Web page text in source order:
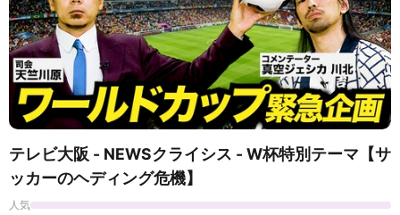
10
【
本編無料公開中】キアヌ・リーヴス主演！雨
の夜、ドアを開けたことがすべての始まりだった
――。一夜の親切が招く最悪の監禁地獄『ノック・
ノック』
映画カルチュア FilmIsNow Japan
11
【
本編無料公開中】愛だけは、忘れたくなかっ
た――。若年性アルツハイマーと診断された元女優
と、彼女を支え続けるパートナーの絆を描く感動作
『レイニーのままで 消えゆく記憶』
映画カルチュア FilmIsNow Japan
12
きては帰れない――！遺産として受け継いだ呪われ
た劇場で始まる、最恐のオカルト心霊ホラー『アミ
ティヴィル・シアター 悪魔が棲む場所』
映画カルチュア FilmIsNow Japan
地球攻撃 ?? 無料 映画 フル ☆日本語字幕
テレ東 - 新マグロに賭けた男たち2025 新たなる船出 - 第
3話！不漁の海で奇跡の巨大マグロ！山本さんの長男タ
ケシ！
テレ東 - 新マグロに賭けた男たち2025 新たなる船出 - 第
4話！悲運の漁師・山本さん、親子の絆でマグロを釣
る！
テレ東 - 新マグロに賭けた男たち2025 新たなる船出 - 第
5話！巨大マグロ大爆釣！若手ナンバーワン漁師！
テレビ大阪 - NEWSクライシス - W杯特別テーマ【サ
ッカーのヘディング危機】
人気